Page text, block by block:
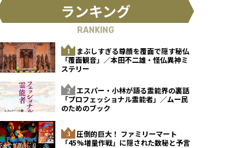
ランキング
RANKING
まぶしすぎる尊顔を覆面で隠す秘仏
「覆面観音」／本田不二雄・怪仏異神ミ
ステリー
エスパー・小林が語る霊能界の裏話
「プロフェッショナル霊能者」／ムー民
のためのブック
圧倒的巨大！ ファミリーマート
「45%増量作戦」に隠された数秘と予言